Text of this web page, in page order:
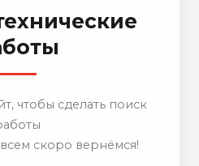
чтобы сделать поиск
скоро вернёмся!